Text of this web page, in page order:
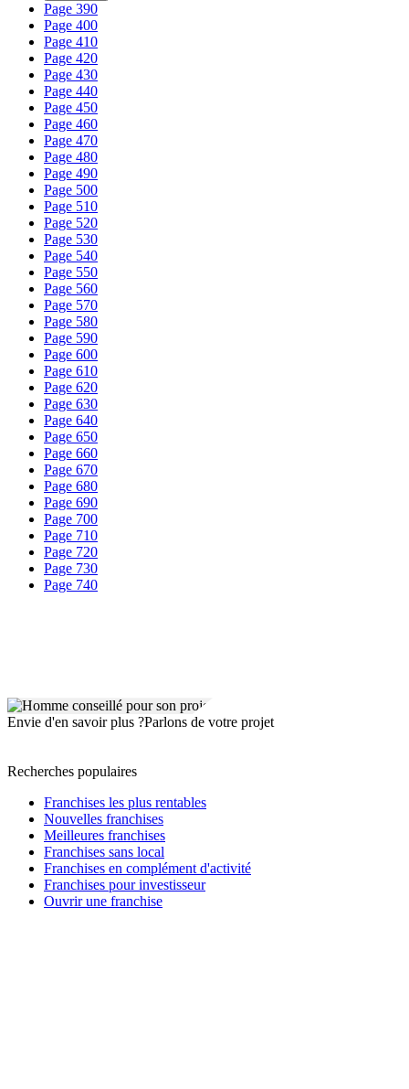
Page 390
Page 400
Page 410
Page 420
Page 430
Page 440
Page 450
Page 460
Page 470
Page 480
Page 490
Page 500
Page 510
Page 520
Page 530
Page 540
Page 550
Page 560
Page 570
Page 580
Page 590
Page 600
Page 610
Page 620
Page 630
Page 640
Page 650
Page 660
Page 670
Page 680
Page 690
Page 700
Page 710
Page 720
Page 730
Page 740
Envie d'en savoir plus ?Parlons de votre projet
Recherches populaires
Franchises les plus rentables
Nouvelles franchises
Meilleures franchises
Franchises sans local
Franchises en complément d'activité
Franchises pour investisseur
Ouvrir une franchise